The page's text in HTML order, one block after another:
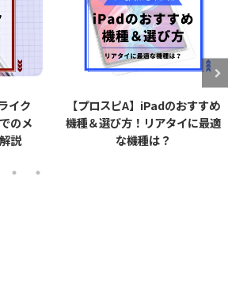
メ
【プロスピA】iPadのおすすめ
機種＆選び方！リアタイに最適
な機種は？